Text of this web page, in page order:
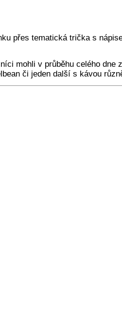
přes tematická trička s
mohli v průběhu celého dne
či jeden další s kávou